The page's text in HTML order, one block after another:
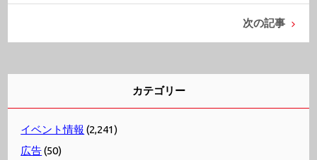
次の記事
カテゴリー
イベント情報 (2,241)
広告(50)